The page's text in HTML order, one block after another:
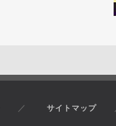
サイトマップ